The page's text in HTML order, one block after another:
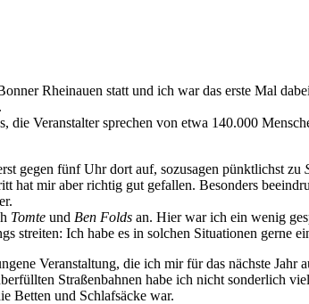
Rheinauen statt und ich war das erste Mal
Veranstalter sprechen von etwa 140.000
gegen fünf Uhr dort auf, sozusagen pünktlichst zu
mir aber richtig gut gefallen. Besonders
Tomte und Ben Folds an. Hier war ich ein wenig
streiten: Ich habe es in solchen Situationen gerne
Veranstaltung, die ich mir für das nächste
Straßenbahnen habe ich nicht sonderlich
Betten und Schlafsäcke war.